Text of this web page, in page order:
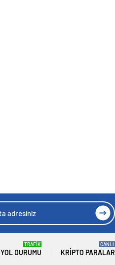
YOL DURUMU
TRAFİK
KRIPTO PARALAR
CANLI